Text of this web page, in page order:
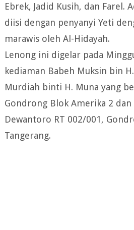
Ebrek, Jadid Kusih, dan Farel.
diisi dengan penyanyi Yeti
marawis oleh Al-Hidayah.
Lenong ini digelar pada
kediaman Babeh Muksin bin
Murdiah binti H. Muna yang
Gondrong Blok Amerika 2 dan
Dewantoro RT 002/001,
Tangerang.